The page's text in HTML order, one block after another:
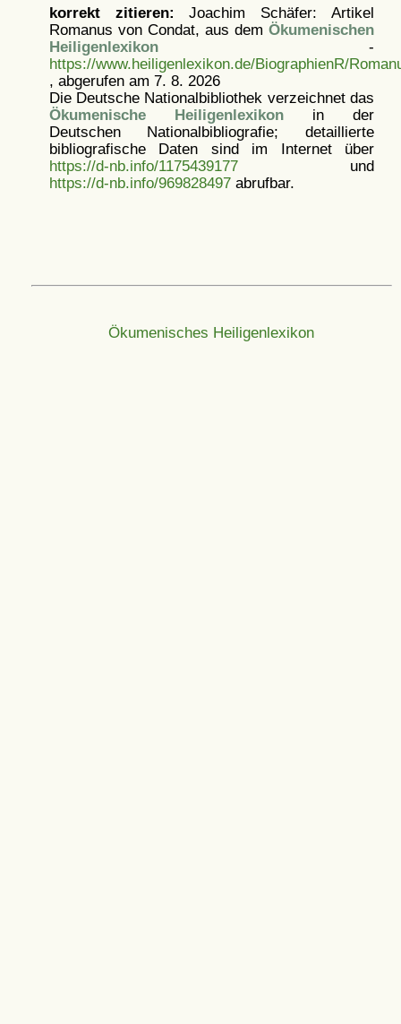
korrekt zitieren: Joachim Schäfer: Artikel
Romanus von Condat, aus dem Ökumenischen
Heiligenlexikon-
https://www.heiligenlexikon.de/BiographienR/
, abgerufen am 7. 8. 2026
Die Deutsche Nationalbibliothek verzeichnet das
Ökumenische Heiligenlexikonin der
Deutschen Nationalbibliografie; detaillierte
bibliografische Daten sind im Internet über
https://d-nb.info/1175439177und
https://d-nb.info/969828497abrufbar.
Ökumenisches Heiligenlexikon